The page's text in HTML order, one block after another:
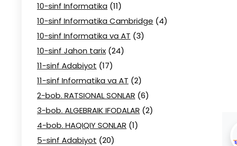
10-sinf Informatika (11)
10-sinf Informatika Cambridge (4)
10-sinf Informatika va AT (3)
10-sinf Jahon tarix (24)
11-sinf Adabiyot (17)
11-sinf Informatika va AT (2)
2-bob. RATSIONAL SONLAR (6)
3-bob. ALGEBRAIK IFODALAR (2)
4-bob. HAQIQIY SONLAR (1)
5-sinf Adabiyot (20)